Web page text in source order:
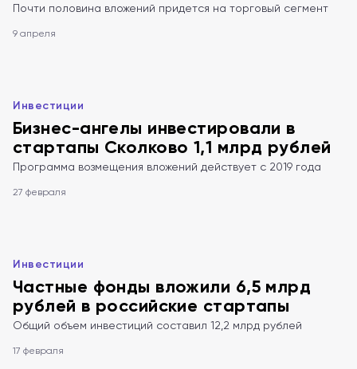
Почти половина вложений придется на торговый сегмент
9 апреля
Инвестиции
Бизнес-ангелы инвестировали в
стартапы Сколково 1,1 млрд рублей
Программа возмещения вложений действует с 2019 года
27 февраля
Инвестиции
Частные фонды вложили 6,5 млрд
рублей в российские стартапы
Общий объем инвестиций составил 12,2 млрд рублей
17 февраля